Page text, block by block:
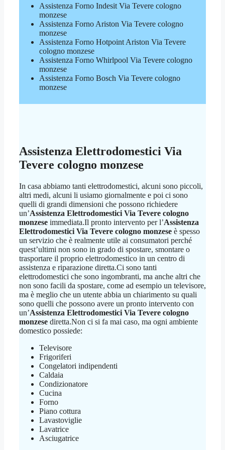
Assistenza Forno Indesit Via Tevere cologno
monzese
Assistenza Forno Ariston Via Tevere cologno
monzese
Assistenza Forno Hotpoint Ariston Via Tevere
cologno monzese
Assistenza Forno Whirlpool Via Tevere cologno
monzese
Assistenza Forno Bosch Via Tevere cologno
monzese
Assistenza Elettrodomestici Via
Tevere cologno monzese
In casa abbiamo tanti elettrodomestici, alcuni sono piccoli,
altri medi, alcuni li usiamo giornalmente e poi ci sono
quelli di grandi dimensioni che possono richiedere
un’Assistenza Elettrodomestici Via Tevere cologno
monzese immediata.Il pronto intervento per l’Assistenza
Elettrodomestici Via Tevere cologno monzese è spesso
un servizio che è realmente utile ai consumatori perché
quest’ultimi non sono in grado di spostare, smontare o
trasportare il proprio elettrodomestico in un centro di
assistenza e riparazione diretta.Ci sono tanti
elettrodomestici che sono ingombranti, ma anche altri che
non sono facili da spostare, come ad esempio un televisore,
ma è meglio che un utente abbia un chiarimento su quali
sono quelli che possono avere un pronto intervento con
un’Assistenza Elettrodomestici Via Tevere cologno
monzese diretta.Non ci si fa mai caso, ma ogni ambiente
domestico possiede:
Televisore
Frigoriferi
Congelatori indipendenti
Caldaia
Condizionatore
Cucina
Forno
Piano cottura
Lavastoviglie
Lavatrice
Asciugatrice